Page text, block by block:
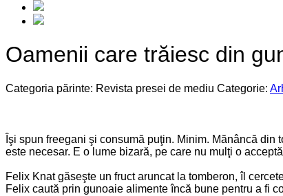
Oamenii care trăiesc din
Categoria părinte: Revista presei de mediu Categorie:
Îşi spun freegani şi consumă puţin. Minim. Mănâncă
este necesar. E o lume bizară, pe care nu mulţi o
Felix Knat găseşte un fruct aruncat la tomberon, îl
Felix caută prin gunoaie alimente încă bune pentru a fi